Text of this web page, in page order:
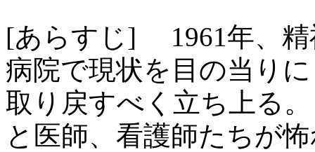
[あらすじ] 1961年、精
病院で現状を目の当り
取り戻すべく立ち上る
と医師、看護師たちが